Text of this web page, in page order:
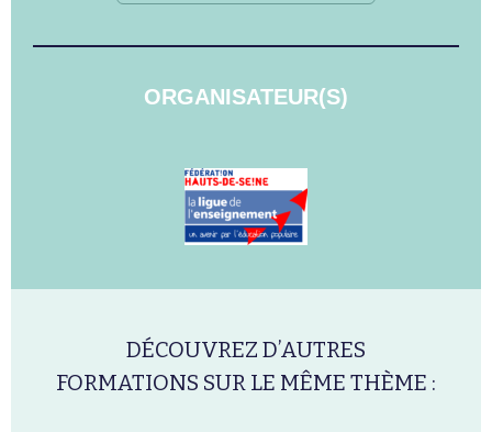
ORGANISATEUR(S)
DÉCOUVREZ D’AUTRES
FORMATIONS SUR LE MÊME THÈME :